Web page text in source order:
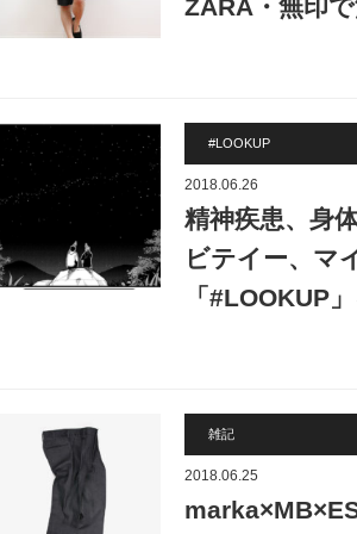
ZARA・無印
#LOOKUP
2018.06.26
精神疾患、身
ビテイー、マ
「#LOOKUP
雑記
2018.06.25